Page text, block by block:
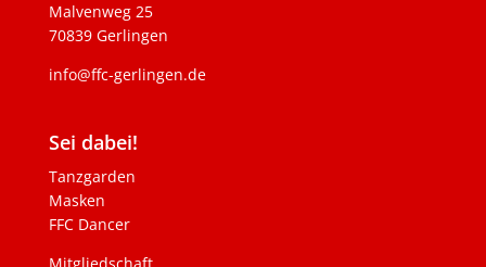
Malvenweg 25
70839 Gerlingen
info@ffc-gerlingen.de
Sei dabei!
Tanzgarden
Masken
FFC Dancer